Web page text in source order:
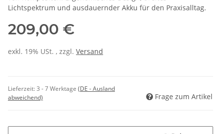
Lichtspektrum und ausdauernder Akku für den Praxisalltag.
209,00 €
exkl. 19% USt. , zzgl. Versand
Lieferzeit:3 - 7 Werktage (DE - Ausland
abweichend)
Frage zum Artikel